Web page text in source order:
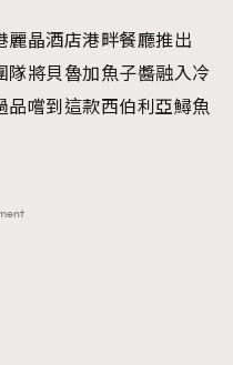
麗晶酒店港畔餐廳推出
隊將貝魯加魚子醬融入冷
嚐到這款西伯利亞鱘魚